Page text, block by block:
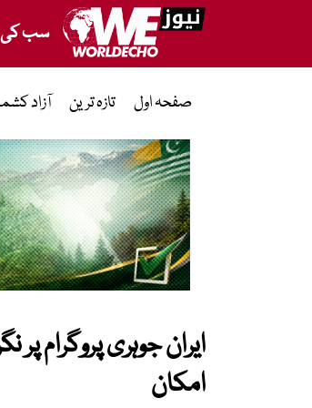
سب کی
صفحہ اول تازہ ترین آزاد
ایران جوہری پروگرام
امکان